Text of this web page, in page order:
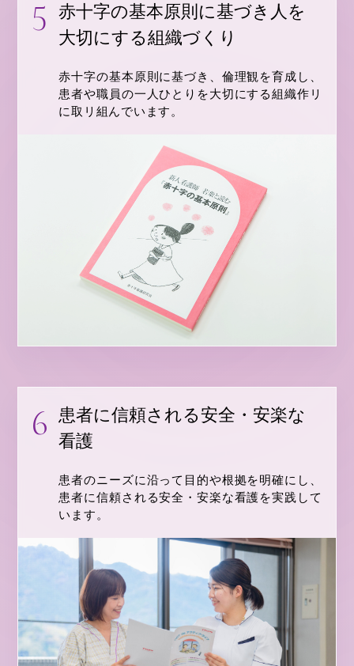
赤十字の基本原則に基づき人を
大切にする組織づくり
赤十字の基本原則に基づき、倫理観を育成し、
患者や職員の一人ひとりを大切にする組織作リ
に取リ組んでいます。
患者に信頼される安全・安楽な
看護
患者のニーズに沿って目的や根拠を明確にし、
患者に信頼される安全・安楽な看護を実践して
います。